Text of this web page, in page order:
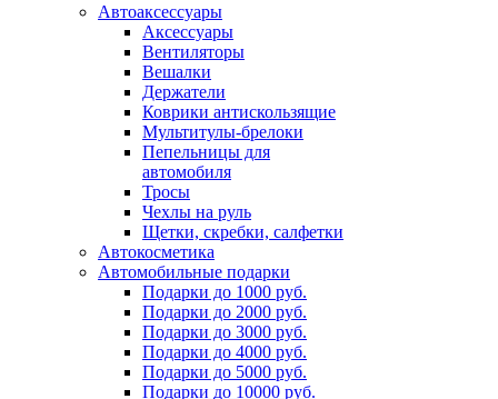
Автоаксессуары
Аксессуары
Вентиляторы
Вешалки
Держатели
Коврики антискользящие
Мультитулы-брелоки
Пепельницы для
автомобиля
Тросы
Чехлы на руль
Щетки, скребки, салфетки
Автокосметика
Автомобильные подарки
Подарки до 1000 руб.
Подарки до 2000 руб.
Подарки до 3000 руб.
Подарки до 4000 руб.
Подарки до 5000 руб.
Подарки до 10000 руб.